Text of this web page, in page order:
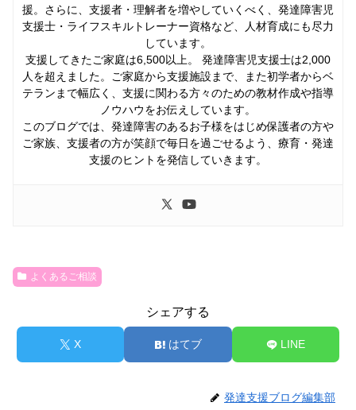
援。さらに、支援者・理解者を増やしていくべく、発達障害児
支援士・ライフスキルトレーナー資格など、人材育成にも尽力
しています。
支援してきたご家庭は6,500以上。 発達障害児支援士は2,000
人を超えました。ご家庭から支援施設まで、また初学者からベ
テランまで幅広く、支援に関わる方々のための教材作成や指導
ノウハウをお伝えしています。
このブログでは、発達障害のあるお子様をはじめ保護者の方や
ご家族、支援者の方が笑顔で毎日を過ごせるよう、療育・発達
支援のヒントを発信していきます。
よくあるご相談
シェアする
X はてブ LINE
発達支援ブログ編集部